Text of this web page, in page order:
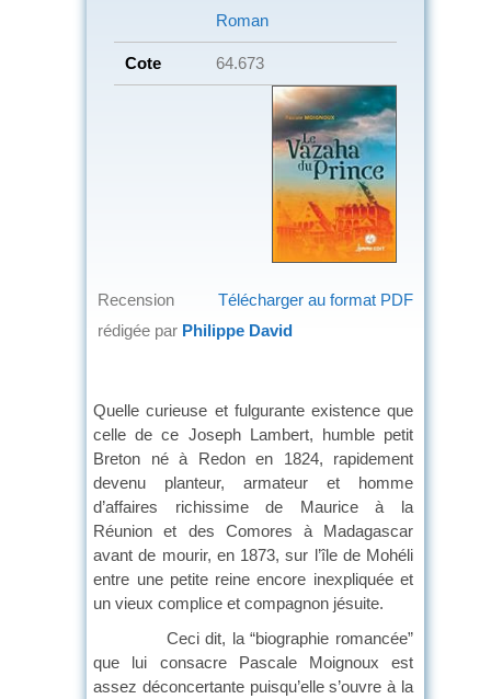
Roman
Cote 64.673
Télécharger au format PDF
Recension
rédigée par Philippe David
Quelle curieuse et fulgurante existence que
celle de ce Joseph Lambert, humble petit
Breton né à Redon en 1824, rapidement
devenu planteur, armateur et homme
d’affaires richissime de Maurice à la
Réunion et des Comores à Madagascar
avant de mourir, en 1873, sur l’île de Mohéli
entre une petite reine encore inexpliquée et
un vieux complice et compagnon jésuite.
Ceci dit, la “biographie romancée”
que lui consacre Pascale Moignoux est
assez déconcertante puisqu’elle s’ouvre à la